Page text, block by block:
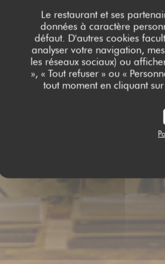
Le restaurant et ses
données à caractère
défaut. D'autres cookies
analyser votre navigation,
les réseaux sociaux) ou
», « Tout refuser » ou «
tout moment en cliquant